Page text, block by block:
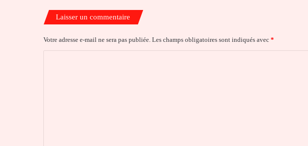
Laisser un commentaire
Votre adresse e-mail ne sera pas publiée. Les champs obligatoires sont indiqués avec *